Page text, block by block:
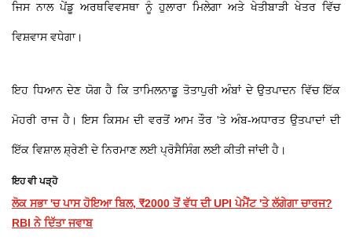
ਜਿਸ ਨਾਲ ਪੇਂਡੂ ਅਰਥਵਿਵਸਥਾ ਨੂੰ ਹੁਲਾਰਾ ਮਿਲੇਗਾ ਅਤੇ ਖੇਤੀਬਾੜੀ ਖੇਤਰ ਵਿੱਚ
ਵਿਸ਼ਵਾਸ ਵਧੇਗਾ।
ਇਹ ਧਿਆਨ ਦੇਣ ਯੋਗ ਹੈ ਕਿ ਤਾਮਿਲਨਾਡੂ ਤੋਤਾਪੁਰੀ ਅੰਬਾਂ ਦੇ ਉਤਪਾਦਨ ਵਿੱਚ ਇੱਕ
ਮੋਹਰੀ ਰਾਜ ਹੈ। ਇਸ ਕਿਸਮ ਦੀ ਵਰਤੋਂ ਆਮ ਤੌਰ 'ਤੇ ਅੰਬ-ਅਧਾਰਤ ਉਤਪਾਦਾਂ ਦੀ
ਇੱਕ ਵਿਸ਼ਾਲ ਸ਼੍ਰੇਣੀ ਦੇ ਨਿਰਮਾਣ ਲਈ ਪ੍ਰੋਸੈਸਿੰਗ ਲਈ ਕੀਤੀ ਜਾਂਦੀ ਹੈ।
ਇਹ ਵੀ ਪੜ੍ਹੋ
ਲੋਕ ਸਭਾ 'ਚ ਪਾਸ ਹੋਇਆ ਬਿਲ, ₹2000 ਤੋਂ ਵੱਧ ਦੀ UPI ਪੇਮੈਂਟ 'ਤੇ ਲੱਗੇਗਾ ਚਾਰਜ?
RBI ਨੇ ਦਿੱਤਾ ਜਵਾਬ